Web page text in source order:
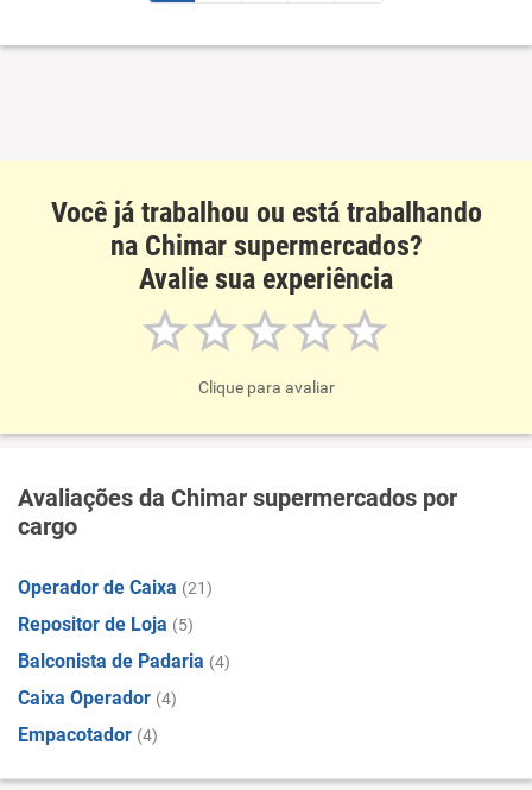
Você já trabalhou ou está trabalhando
na Chimar supermercados?
Avalie sua experiência
Clique para avaliar
Avaliações da Chimar supermercados por
cargo
Operador de Caixa (21)
Repositor de Loja (5)
Balconista de Padaria (4)
Caixa Operador (4)
Empacotador (4)